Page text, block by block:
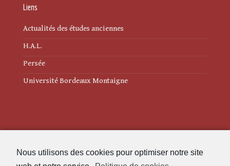
Nous utilisons des cookies pour optimiser notre site
Liens
Actualités des études anciennes
H.A.L.
Persée
Université Bordeaux Montaigne
Politique de cookies (UE)